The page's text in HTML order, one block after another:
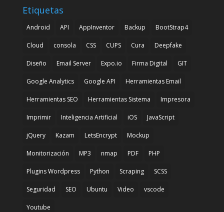
Etiquetas
Android API AppInventor Backup BootStrap4
Cloud consola CSS CUPS Cura Deepfake
Diseño Email Server Expo.io Firma Digital GIT
Google Analytics Google API Herramientas Email
Herramientas SEO Herramientas Sistema Impresora
Imprimir Inteligencia Artificial iOS JavaScript
jQuery Kazam LetsEncrypt Mockup
Monitorización MP3 nmap PDF PHP
Plugins Wordpress Python Scraping SCSS
Seguridad SEO Ubuntu Video vscode
Youtube